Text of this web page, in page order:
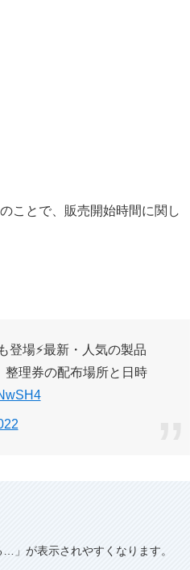
ことで、販売開始時間に関し
登場⚡️️最新・人気の製品
整理券の配布場所と日時
」が表示されやすくなります。